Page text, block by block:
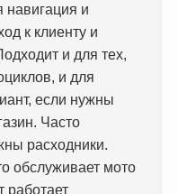
и
к клиенту и
и для тех,
и для
если нужны
Часто
расходники.
обслуживает мото
работает